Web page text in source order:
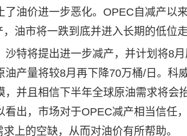
油价进一步恶化。OPEC自减产以
油市将一跌到底并进入长期的低位走
特将提出进一步减产，并计划将8月
产量将较8月再下降70万桶/日。科
并且相信下半年全球原油需求将会
出，市场对于OPEC减产相当信任
上的空缺，从而对油价有所帮助。